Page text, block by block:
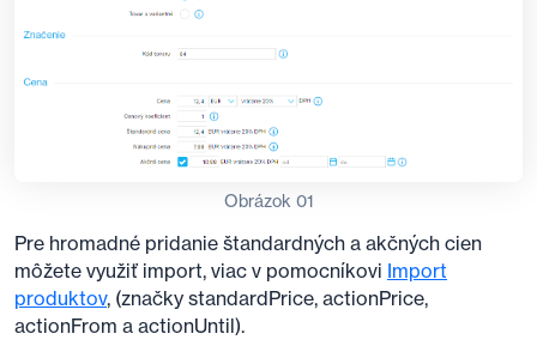
Obrázok 01
Pre hromadné pridanie štandardných a akčných cien
môžete využiť import, viac v pomocníkovi Import
produktov, (značky standardPrice, actionPrice,
actionFrom a actionUntil).